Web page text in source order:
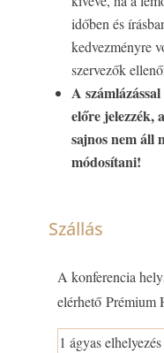
időben és
kedvezményre
szervezők
A
előre jelezzék,
sajnos nem áll
módosítani!
Szállás
A konferencia
elérhető Prémium
1 ágyas elhelyezés